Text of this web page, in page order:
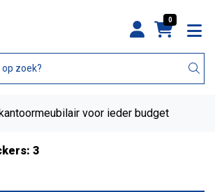
0
voor ieder budget
3